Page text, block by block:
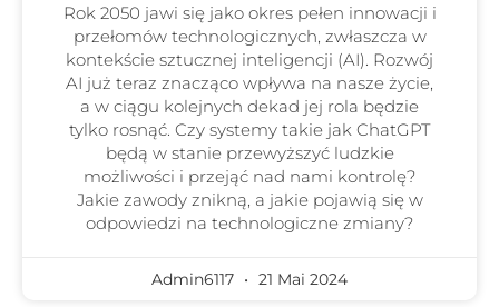
Rok 2050 jawi się jako okres pełen innowacji i
przełomów technologicznych, zwłaszcza w
kontekście sztucznej inteligencji (AI). Rozwój
AI już teraz znacząco wpływa na nasze życie,
a w ciągu kolejnych dekad jej rola będzie
tylko rosnąć. Czy systemy takie jak ChatGPT
będą w stanie przewyższyć ludzkie
możliwości i przejąć nad nami kontrolę?
Jakie zawody znikną, a jakie pojawią się w
odpowiedzi na technologiczne zmiany?
Admin6117 21 Mai 2024